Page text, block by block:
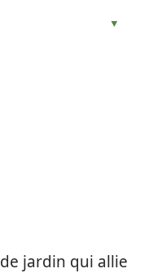
jardin qui allie